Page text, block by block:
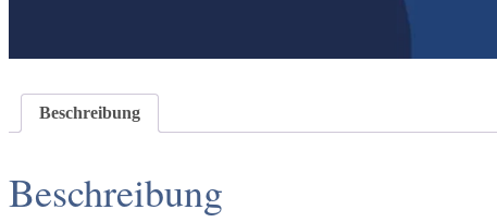
Beschreibung
Beschreibung